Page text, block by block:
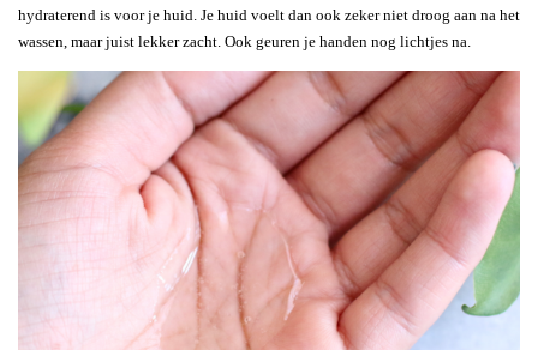
hydraterend is voor je huid. Je huid voelt dan ook zeker niet droog aan na het
wassen, maar juist lekker zacht. Ook geuren je handen nog lichtjes na.